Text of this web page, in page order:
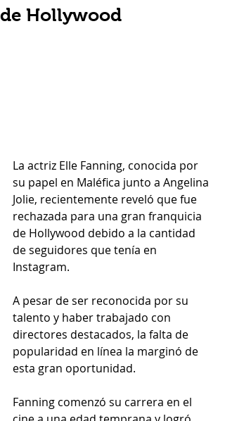
de Hollywood
La actriz Elle Fanning, conocida por
su papel en Maléfica junto a Angelina
Jolie, recientemente reveló que fue
rechazada para una gran franquicia
de Hollywood debido a la cantidad
de seguidores que tenía en
Instagram.
A pesar de ser reconocida por su
talento y haber trabajado con
directores destacados, la falta de
popularidad en línea la marginó de
esta gran oportunidad.
Fanning comenzó su carrera en el